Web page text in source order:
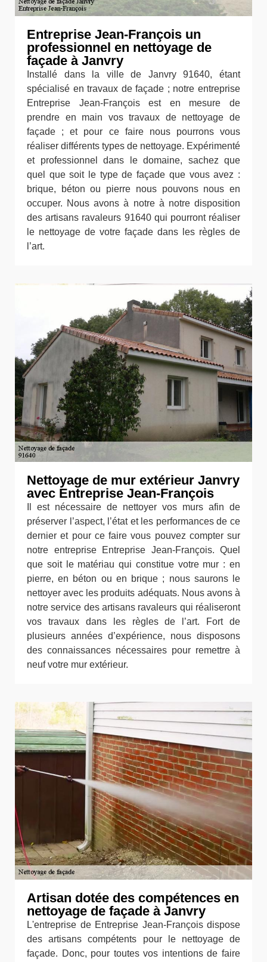
Entreprise Jean-François un
professionnel en nettoyage de
façade à Janvry
Installé dans la ville de Janvry 91640, étant
spécialisé en travaux de façade ; notre entreprise
Entreprise Jean-François est en mesure de
prendre en main vos travaux de nettoyage de
façade ; et pour ce faire nous pourrons vous
réaliser différents types de nettoyage. Expérimenté
et professionnel dans le domaine, sachez que
quel que soit le type de façade que vous avez :
brique, béton ou pierre nous pouvons nous en
occuper. Nous avons à notre à notre disposition
des artisans ravaleurs 91640 qui pourront réaliser
le nettoyage de votre façade dans les règles de
l’art.
Nettoyage de mur extérieur Janvry
avec Entreprise Jean-François
Il est nécessaire de nettoyer vos murs afin de
préserver l’aspect, l’état et les performances de ce
dernier et pour ce faire vous pouvez compter sur
notre entreprise Entreprise Jean-François. Quel
que soit le matériau qui constitue votre mur : en
pierre, en béton ou en brique ; nous saurons le
nettoyer avec les produits adéquats. Nous avons à
notre service des artisans ravaleurs qui réaliseront
vos travaux dans les règles de l’art. Fort de
plusieurs années d’expérience, nous disposons
des connaissances nécessaires pour remettre à
neuf votre mur extérieur.
Artisan dotée des compétences en
nettoyage de façade à Janvry
L'entreprise de Entreprise Jean-François dispose
des artisans compétents pour le nettoyage de
façade. Donc, pour toutes vos intentions de faire